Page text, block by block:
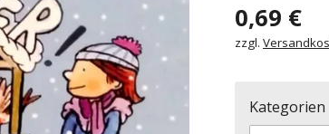
0,69 €
zzgl.
Kategorien